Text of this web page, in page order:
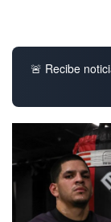
🚨 Recibe